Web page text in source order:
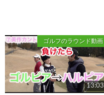
ゴルフのラウンド動画
13:03